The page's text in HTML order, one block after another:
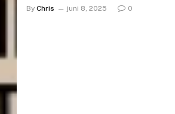
By Chris juni 8, 2025 0